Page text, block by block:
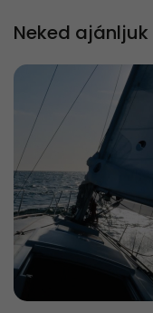
Neked ajánljuk